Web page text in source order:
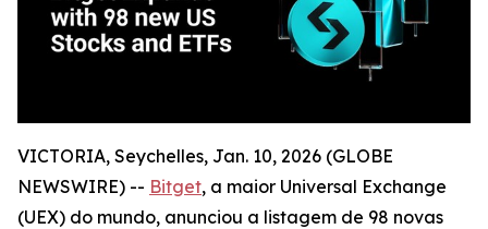
VICTORIA, Seychelles, Jan. 10, 2026 (GLOBE
NEWSWIRE) -- Bitget, a maior Universal Exchange
(UEX) do mundo, anunciou a listagem de 98 novas